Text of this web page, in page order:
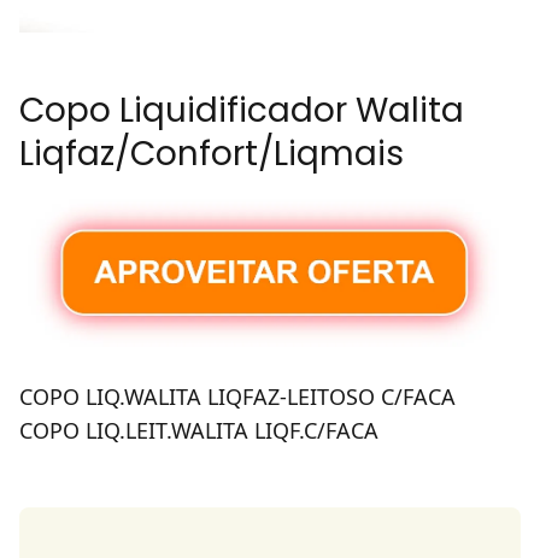
Copo Liquidificador Walita
Liqfaz/Confort/Liqmais
COPO LIQ.WALITA LIQFAZ-LEITOSO C/FACA
COPO LIQ.LEIT.WALITA LIQF.C/FACA